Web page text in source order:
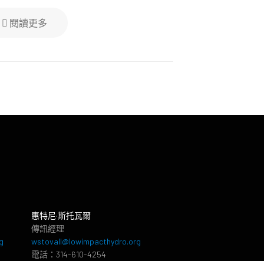
閱讀更多
惠特尼·斯托瓦爾
傳訊經理
wstovall@lowimpacthydro.org
電話：314-610-4254